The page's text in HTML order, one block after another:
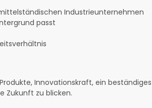
Industrieunternehmen
passt
Innovationskraft, ein beständiges
Zukunft zu blicken.